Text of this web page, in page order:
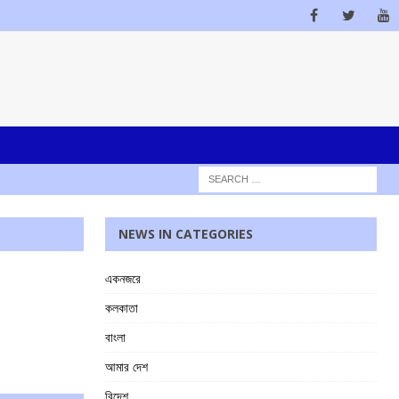
NEWS IN CATEGORIES
একনজরে
কলকাতা
বাংলা
আমার দেশ